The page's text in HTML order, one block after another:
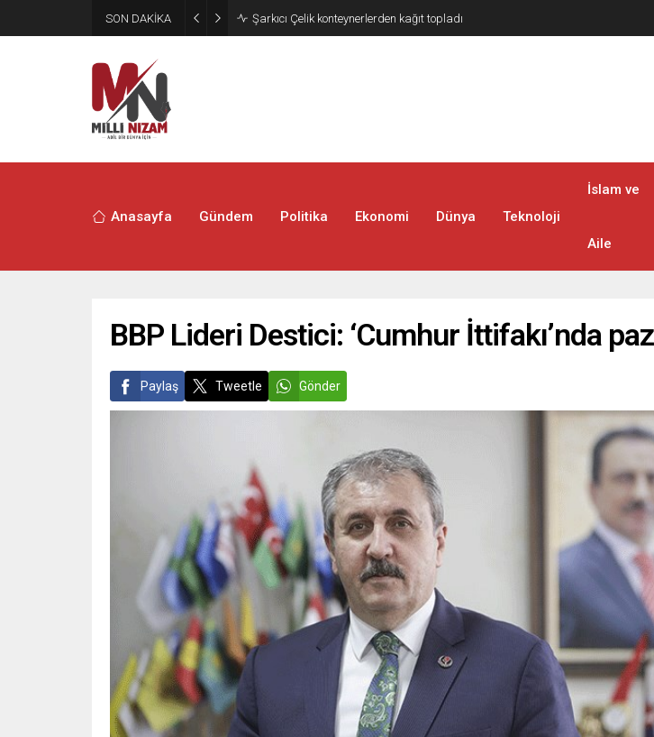
SON DAKİKA İran 2 ülkeyi birden vurdu
Anasayfa Gündem Politika Ekonomi Dünya Teknoloji
İslam ve
Aile
BBP Lideri Destici: ‘Cumhur İttifakı’nda
Paylaş Tweetle Gönder